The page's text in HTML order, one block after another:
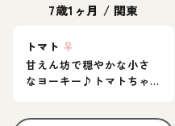
7歳1ヶ月 / 関東
トマト ♀
甘えん坊で穏やかな小さ
なヨーキー♪トマトちゃ